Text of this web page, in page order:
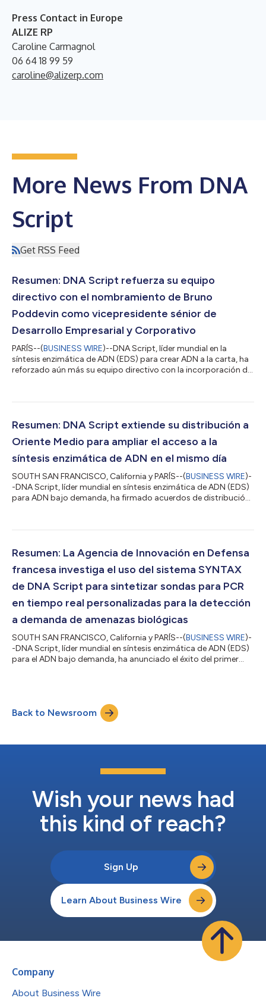
Press Contact in Europe
ALIZE RP
Caroline Carmagnol
06 64 18 99 59
caroline@alizerp.com
More News From DNA
Script
Get RSS Feed
Resumen: DNA Script refuerza su equipo
directivo con el nombramiento de Bruno
Poddevin como vicepresidente sénior de
Desarrollo Empresarial y Corporativo
PARÍS--(BUSINESS WIRE)--DNA Script, líder mundial en la
síntesis enzimática de ADN (EDS) para crear ADN a la carta, ha
reforzado aún más su equipo directivo con la incorporación del
vicepresidente sénior de Desarrollo Empresarial y Corporativo.
autorizada del mismo. Esta traducción es solamente un medio
Resumen: DNA Script extiende su distribución a
Oriente Medio para ampliar el acceso a la
síntesis enzimática de ADN en el mismo día
SOUTH SAN FRANCISCO, California y PARÍS--(BUSINESS WIRE)-
-DNA Script, líder mundial en síntesis enzimática de ADN (EDS)
para ADN bajo demanda, ha firmado acuerdos de distribución
Eisenberg Ltd. (Israel) para ampliar su presencia mundial en
es la versión oficial y autorizada del mismo. Esta traducción es
Resumen: La Agencia de Innovación en Defensa
francesa investiga el uso del sistema SYNTAX
de DNA Script para sintetizar sondas para PCR
en tiempo real personalizadas para la detección
a demanda de amenazas biológicas
SOUTH SAN FRANCISCO, California y PARÍS--(BUSINESS WIRE)-
-DNA Script, líder mundial en síntesis enzimática de ADN (EDS)
para el ADN bajo demanda, ha anunciado el éxito del primer
ha conseguido en el marco de un contrato con la Agencia de
Innovación en Defensa francesa, en colaboración con la
Back to Newsroom
Wish your news had
this kind of reach?
Sign Up
Learn About Business Wire
Company
About Business Wire